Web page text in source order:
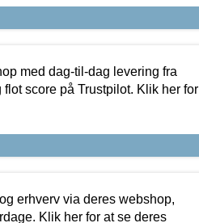
med dag-til-dag levering fra
score på Trustpilot. Klik her for
erhverv via deres webshop,
Klik her for at se deres